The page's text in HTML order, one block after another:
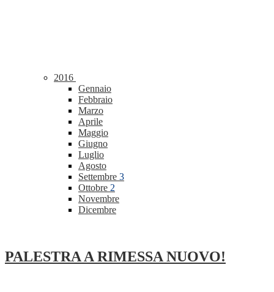
2016
Gennaio
Febbraio
Marzo
Aprile
Maggio
Giugno
Luglio
Agosto
Settembre 3
Ottobre 2
Novembre
Dicembre
PALESTRA A RIMESSA NUOVO!